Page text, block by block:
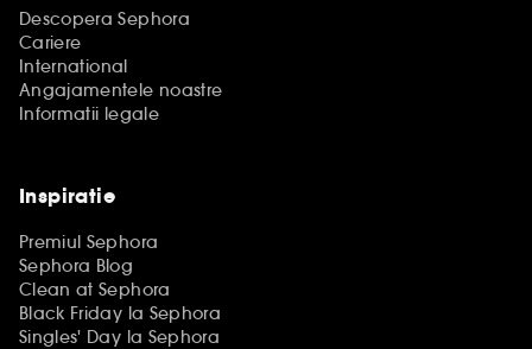
Descopera Sephora
Cariere
International
Angajamentele noastre
Informatii legale
Inspiratie
Premiul Sephora
Sephora Blog
Clean at Sephora
Black Friday la Sephora
Singles' Day la Sephora